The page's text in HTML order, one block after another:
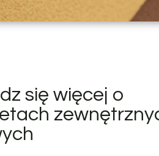
się więcej o